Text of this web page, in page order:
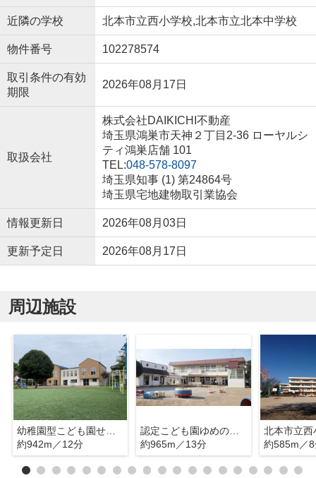
近隣の学校 北本市立西小学校,北本市立北本中学校
物件番号 102278574
取引条件の有効
期限
2026年08月17日
取扱会社
株式会社DAIKICHI不動産
埼玉県鴻巣市天神２丁目2-36 ローヤルシ
ティ鴻巣店舗 101
TEL:048-578-8097
埼玉県知事 (1) 第24864号
埼玉県宅地建物取引業協会
情報更新日 2026年08月03日
更新予定日 2026年08月17日
周辺施設
幼稚園型こども園せきね幼稚園
約942m／12分
認定こども園ゆめのはなこども園
約965m／13分
北本市立西
約585m／